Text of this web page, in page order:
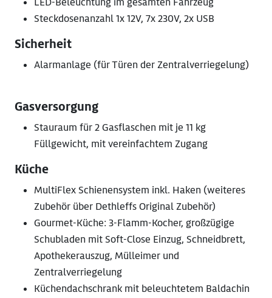
Steckdosenanzahl 1x 12V, 7x 230V, 2x USB
Sicherheit
Alarmanlage (für Türen der Zentralverriegelung)
Gasversorgung
Stauraum für 2 Gasflaschen mit je 11 kg
Füllgewicht, mit vereinfachtem Zugang
Küche
MultiFlex Schienensystem inkl. Haken (weiteres
Zubehör über Dethleffs Original Zubehör)
Gourmet-Küche: 3-Flamm-Kocher, großzügige
Schubladen mit Soft-Close Einzug, Schneidbrett,
Apothekerauszug, Mülleimer und
Zentralverriegelung
Küchendachschrank mit beleuchtetem Baldachin